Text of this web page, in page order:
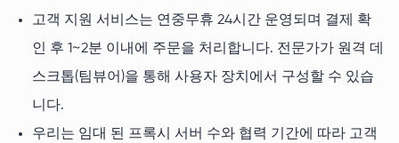
고객 지원 서비스는 연중무휴 24시간 운영되며 결제 확
인 후 1~2분 이내에 주문을 처리합니다. 전문가가 원격 데
스크톱(팀뷰어)을 통해 사용자 장치에서 구성할 수 있습
니다.
우리는 임대 된 프록시 서버 수와 ​​협력 기간에 따라 고객